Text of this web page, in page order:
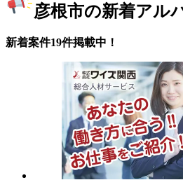
彦根市の新着アル
新着案件19件掲載中！